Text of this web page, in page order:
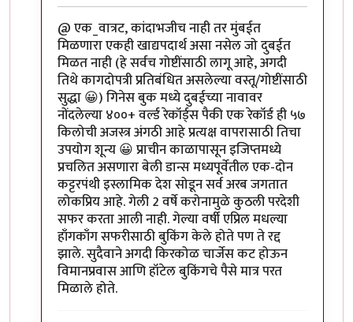
@ एक_वात्रट, कांदाभजीच नाही तर मुंबईत
मिळणारा एकही खाद्यपदार्थ असा नसेल जो दुबईत
मिळत नाही (हे सर्वच गोष्टींसाठी लागू आहे, अगदी
तिथे कागदोपत्री प्रतिबंधित असलेल्या वस्तू/गोष्टींसाठी
सुद्धा 😀) गिनेस बुक मध्ये दुबईच्या नावावर
नोंदलेल्या ४००+ वर्ल्ड रेकॉर्ड्‌स पैकी एक रेकॉर्ड ही ५७
किलोची अजस्त्र अंगठी आहे प्रत्यक्ष वापरासाठी तिचा
उपयोग शून्य 😀 प्राचीन काळापासून इजिप्तमध्ये
प्रचलित असणारा बेली डान्स मध्यपूर्वेतील एक-दोन
कट्टरपंथी इस्लामिक देश सोडून सर्व अरब जगतात
लोकप्रिय आहे. गेली 2 वर्षे करोनामुळे कुठली परदेशी
सफर करता आली नाही. गेल्या वर्षी एप्रिल मधल्या
हाँगकाँग सफरीसाठी बुकिंग केले होते पण ते रद्द
झाले. सुदैवाने अगदी किरकोळ चार्जेस कट होऊन
विमानप्रवास आणि हॉटेल बुकिंगचे पैसे मात्र परत
मिळाले होते.